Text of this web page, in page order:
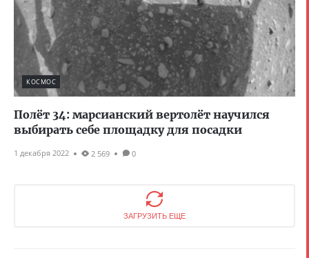
КОСМОС
Полёт 34: марсианский вертолёт научился
выбирать себе площадку для посадки
1 декабря 2022 2 569 0
ЗАГРУЗИТЬ ЕЩЕ